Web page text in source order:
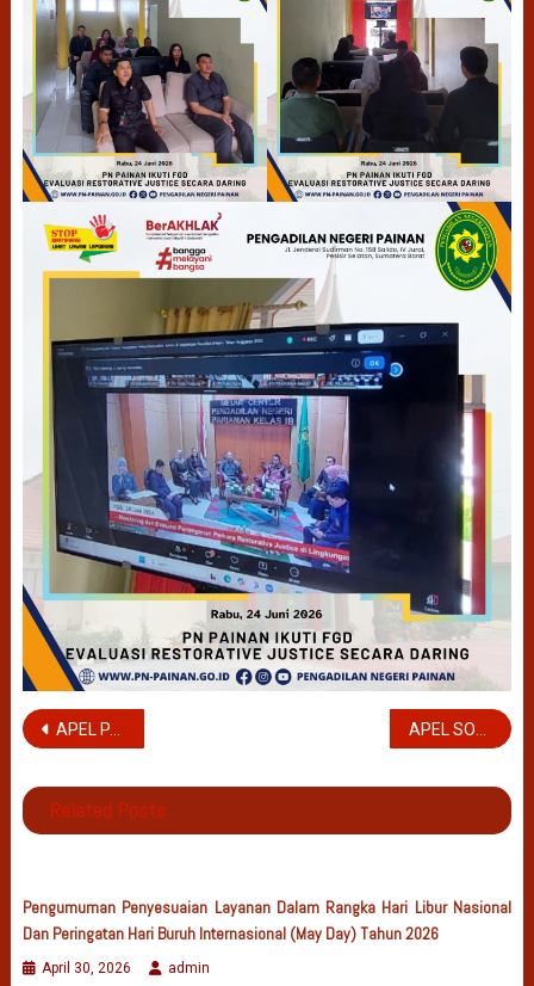
Navigasi
pos
APEL PAGI
Related Posts
Pengumuman Penyesuaian Layanan Dalam Rangka Hari Libur Nasional
Dan Peringatan Hari Buruh Internasional (May Day) Tahun 2026
April 30, 2026 admin